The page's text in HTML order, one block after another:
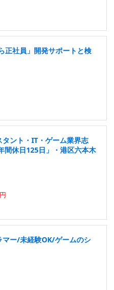
正社員」開発サポートと検
ント・IT・ゲーム業界志
間休日125日」・港区六本木
マー/未経験OK/ゲームのシ